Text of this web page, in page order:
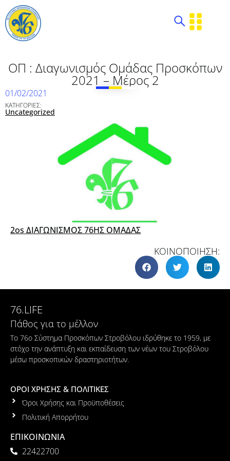
ΟΠ : Διαγωνισμός Ομάδας Προσκόπων
2021 – Μέρος 2
01/02/2021
ΚΑΤΗΓΟΡΙΕΣ:
Uncategorized
2os ΔΙΑΓΩΝΙΣΜΟΣ 76ΗΣ ΟΜΑΔΑΣ
ΚΟΙΝΟΠΟΙΗΣΗ:
76.LIFE
Πάθος για το μέλλον
Το 76ο Σύστημα Προσκόπων Στροβόλου ιδρύθηκε το 1959, με
στόχο την ανάπτυξη και εκπαίδευση των νέων του Στροβόλου
μέσω προσκοπικών δραστηριοτήτων.
ΟΡΟΙ ΧΡΗΣΗΣ & ΠΟΛΙΤΙΚΕΣ
Όροι Χρήσης και Προϋποθέσεις
Πολιτική Απορρήτου
ΕΠΙΚΟΙΝΩΝΙΑ
22422700